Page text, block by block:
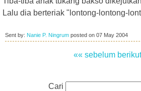
Lalu dia berteriak "lontong-lontong-
Sent by: Nanie P. Ningrum posted on 07 May 2004
«« sebelum
Cari